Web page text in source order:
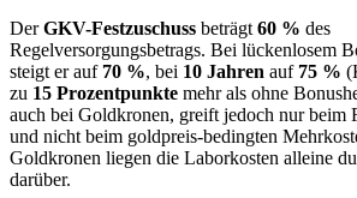
DerGKV-Festzuschuss beträgt 60 % des
Regelversorgungsbetrags. Bei lückenlosem
steigt er auf 70 %, bei 10 Jahren auf 75 %
zu 15 Prozentpunkte mehr als ohne
auch bei Goldkronen, greift jedoch nur beim
und nicht beim goldpreis-bedingten
Goldkronen liegen die Laborkosten alleine
darüber.